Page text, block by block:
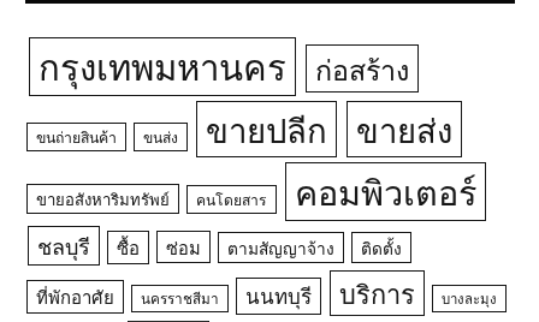
กรุงเทพมหานคร ก่อสร้าง
ขนถ่ายสินค้า ขนส่ง ขายปลีก ขายส่ง
ขายอสังหาริมทรัพย์ คนโดยสาร คอมพิวเตอร์
ชลบุรี ซื้อ ซ่อม ตามสัญญาจ้าง ติดตั้ง
ที่พักอาศัย นครราชสีมา นนทบุรี บริการ บางละมุง